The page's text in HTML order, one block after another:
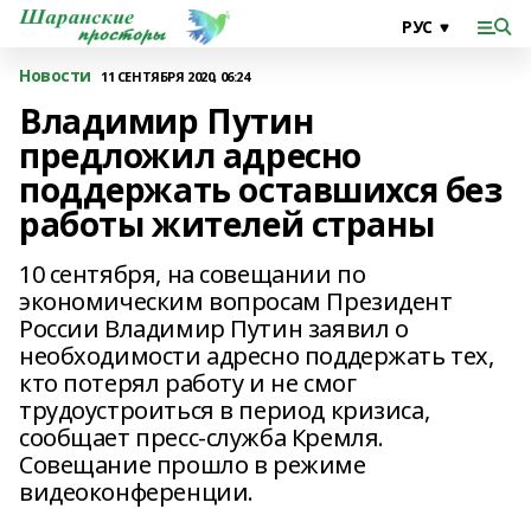
Новости 11 СЕНТЯБРЯ 2020, 06:24
Владимир Путин
предложил адресно
поддержать оставшихся без
работы жителей страны
10 сентября, на совещании по
экономическим вопросам Президент
России Владимир Путин заявил о
необходимости адресно поддержать тех,
кто потерял работу и не смог
трудоустроиться в период кризиса,
сообщает пресс-служба Кремля.
Совещание прошло в режиме
видеоконференции.